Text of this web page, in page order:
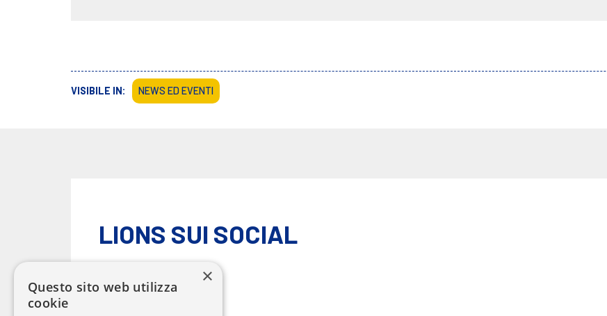
VISIBILE IN: NEWS ED EVENTI
LIONS SUI SOCIAL
×
Questo sito web utilizza
cookie